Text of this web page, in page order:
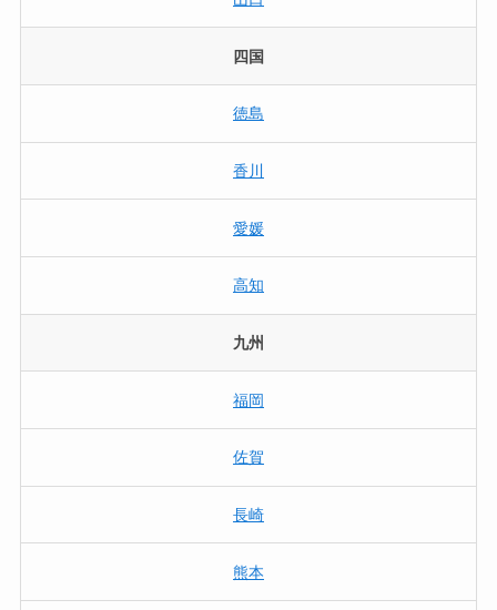
四国
徳島
香川
愛媛
高知
九州
福岡
佐賀
長崎
熊本